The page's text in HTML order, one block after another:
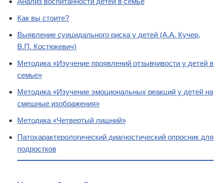
Как вы стоите?
Выявление суицидального риска у детей (А.А. Кучер,
В.П. Костюкевич)
Методика «Изучение проявлений отзывчивости у детей в
семье»
Методика «Изучение эмоциональных реакций у детей на
смешные изображения»
Методика «Четвертый лишний»
Патохарактерологический диагностический опросник для
подростков